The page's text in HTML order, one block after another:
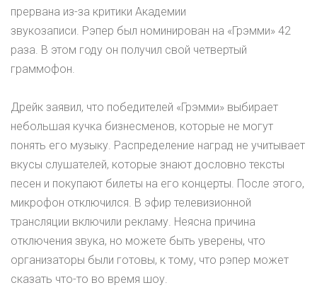
прервана из-за критики Академии
звукозаписи. Рэпер был номинирован на «Грэмми» 42
раза. В этом году он получил свой четвертый
граммофон.
Дрейк заявил, что победителей «Грэмми» выбирает
небольшая кучка бизнесменов, которые не могут
понять его музыку. Распределение наград не учитывает
вкусы слушателей, которые знают дословно тексты
песен и покупают билеты на его концерты. После этого,
микрофон отключился. В эфир телевизионной
трансляции включили рекламу. Неясна причина
отключения звука, но можете быть уверены, что
организаторы были готовы, к тому, что рэпер может
сказать что-то во время шоу.